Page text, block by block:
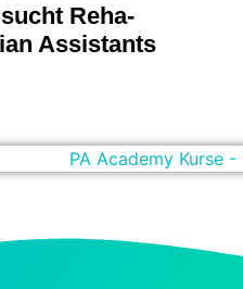
Reha-
Assistants